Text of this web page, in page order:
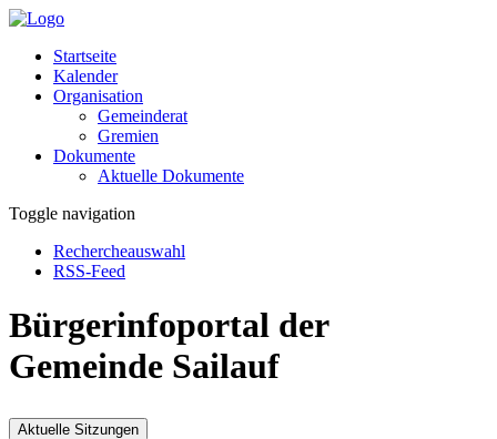
Startseite
Kalender
Organisation
Gemeinderat
Gremien
Dokumente
Aktuelle Dokumente
Toggle navigation
Rechercheauswahl
RSS-Feed
Bürgerinfoportal der
Gemeinde Sailauf
Aktuelle Sitzungen